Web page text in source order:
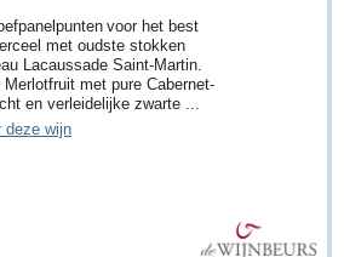
voor het best
met oudste stokken
Lacaussade Saint-Martin.
Merlotfruit met pure Cabernet-
en verleidelijke zwarte ...
deze wijn